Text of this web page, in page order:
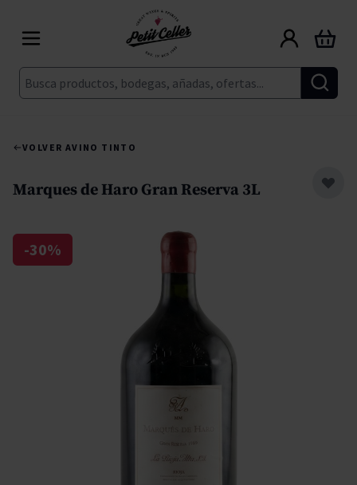
Buscar
Carrito
VOLVER AVINO TINTO
Marques de Haro Gran Reserva 3L
-30%